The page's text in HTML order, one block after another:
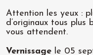
Attention les yeux :
d’originaux tous plus
vous attendent.
Vernissage le 05